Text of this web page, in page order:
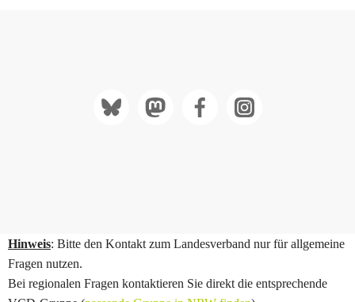
Hinweis: Bitte den Kontakt zum Landesverband nur für allgemeine
Fragen nutzen.
Bei regionalen Fragen kontaktieren Sie direkt die entsprechende